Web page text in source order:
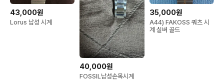
43,000원
Lorus 남성 시계
40,000원
FOSSIL남성손목시계
35,000원
A44) FAKOSS 쿼츠 시
계 실버 골드